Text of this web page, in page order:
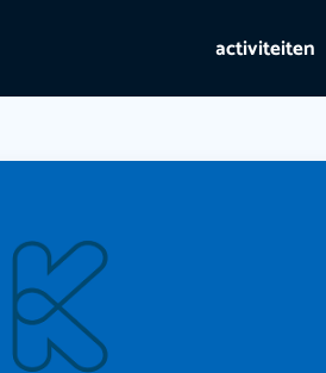
activiteiten